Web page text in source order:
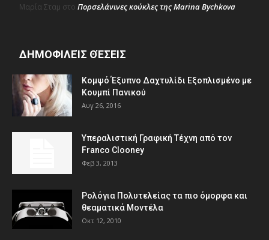
Μαρία Σταμ στο Πορσελάνινες κούκλες της Marina Bychkova
ΔΗΜΟΦΙΛΕΊΣ ΘΈΣΕΙΣ
Κομψό Έξυπνο Δαχτυλίδι Εξοπλισμένο με
Κουμπί Πανικού
Αυγ 26, 2016
Υπεραλιστική Γραφική Τέχνη από τον
Franco Clooney
Φεβ 3, 2013
Ρολόγια Πολυτελείας τα πιο όμορφα και
θεαματικά Μοντέλα
Οκτ 12, 2010